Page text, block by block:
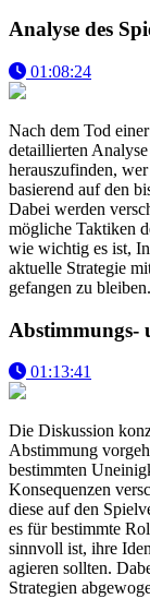
Analyse des
01:08:24
Nach dem Tod
detaillierten
herauszufinden,
basierend auf den
Dabei werden
mögliche Taktiken
wie wichtig es ist,
aktuelle Strategie
gefangen zu bleiben.
Abstimmungs-
01:13:41
Die Diskussion
Abstimmung
bestimmten
Konsequenzen
diese auf den
es für bestimmte
sinnvoll ist, ihre
agieren sollten.
Strategien